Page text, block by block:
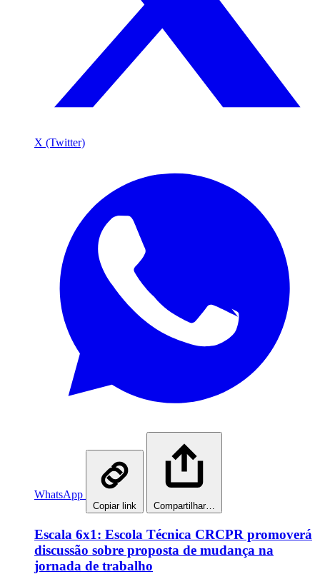
X (Twitter)
WhatsApp
Copiar link Compartilhar…
Escala 6x1: Escola Técnica CRCPR promoverá
discussão sobre proposta de mudança na
jornada de trabalho